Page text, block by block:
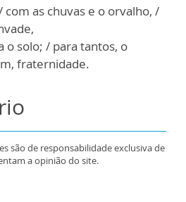
com as chuvas e o orvalho, /
o solo; / para tantos, o
fraternidade.
são de responsabilidade exclusiva de
a opinião do site.